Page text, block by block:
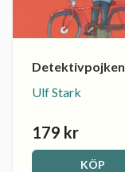
Detektivpojken
Ulf Stark
179 kr
KÖP